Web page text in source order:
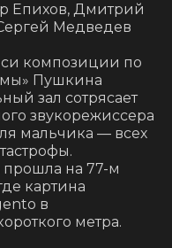
Епихов, Дмитрий
Медведев
композиции по
Пушкина
зал сотрясает
звукорежиссера
мальчика — всех
на 77-м
картина
в
метра.